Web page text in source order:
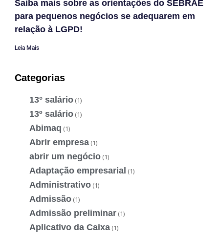
Saiba mais sobre as orientações do SEBRAE
para pequenos negócios se adequarem em
relação à LGPD!
Leia Mais
Categorias
13° salário (1)
13º salário (1)
Abimaq (1)
Abrir empresa (1)
abrir um negócio (1)
Adaptação empresarial (1)
Administrativo (1)
Admissão (1)
Admissão preliminar (1)
Aplicativo da Caixa (1)